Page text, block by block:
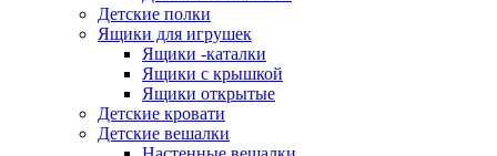
Детские полки
Ящики для игрушек
Ящики -каталки
Ящики с крышкой
Ящики открытые
Детские кровати
Детские вешалки